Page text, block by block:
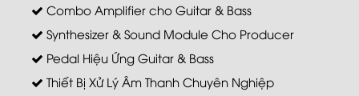
Combo Amplifier cho Guitar & Bass
Synthesizer & Sound Module Cho Producer
Pedal Hiệu Ứng Guitar & Bass
Thiết Bị Xử Lý Âm Thanh Chuyên Nghiệp